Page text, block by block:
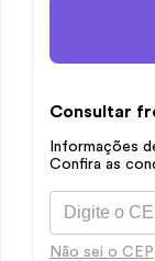
Consultar
Informações
Confira as
Não sei o CEP